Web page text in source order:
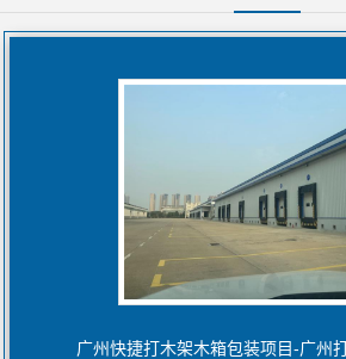
广州快捷打木架木箱包装项目-广州